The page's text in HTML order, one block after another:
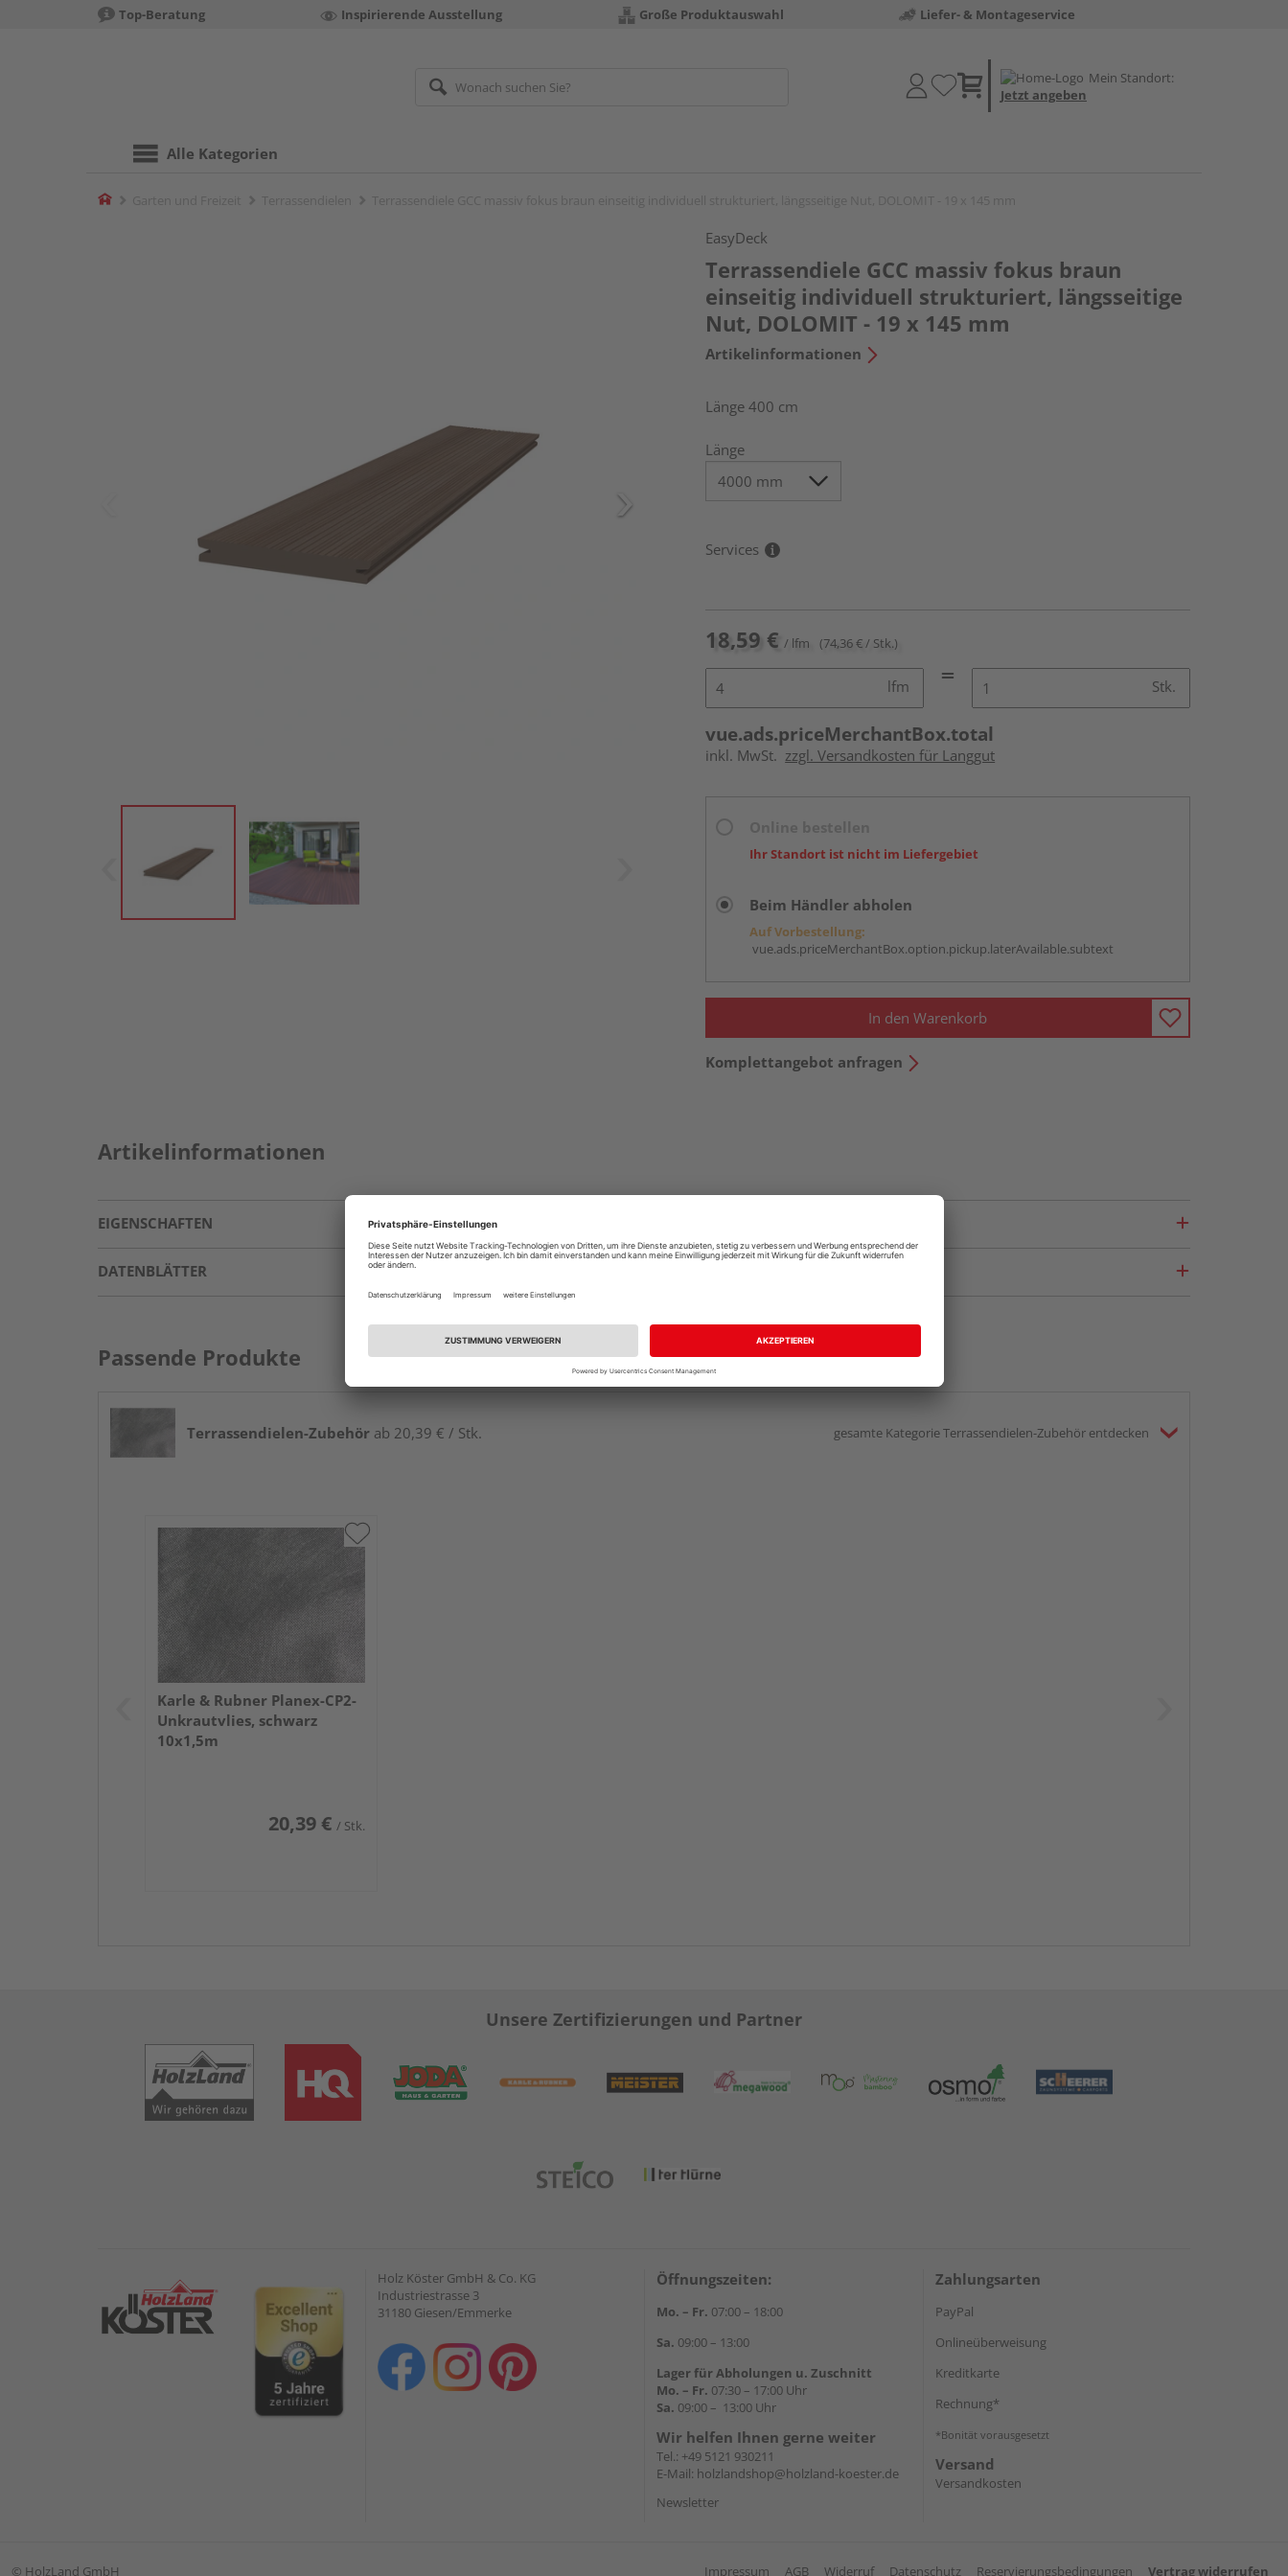
Top-Beratung Inspirierende Ausstellung Große Produktauswahl Liefer- & Montageservice
Mein Standort:
Jetzt angeben
Alle Kategorien
Home
EasyDeck
Terrassendiele GCC massiv fokus braun
einseitig individuell strukturiert, längsseitige
Nut, DOLOMIT - 19 x 145 mm
Artikelinformationen
Länge 400 cm
Länge
Services
18,59 € / lfm (74,36 € / Stk.)
lfm Stk.
vue.ads.priceMerchantBox.total
inkl. MwSt. zzgl. Versandkosten für Langgut
Ihr Standort ist nicht im Liefergebiet
Beim Händler abholen
Auf Vorbestellung:
vue.ads.priceMerchantBox.option.pickup.laterAvailable.subtext
In den Warenkorb
Komplettangebot anfragen
Artikelinformationen
EIGENSCHAFTEN
DATENBLÄTTER
Passende Produkte
Terrassendielen-Zubehör ab 20,39 € / Stk. gesamte Kategorie Terrassendielen-Zubehör entdecken
Karle & Rubner Planex-CP2-
Unkrautvlies, schwarz
10x1,5m
20,39 € / Stk.
Unsere Zertifizierungen und Partner
Holz Köster GmbH & Co. KG
Industriestrasse 3
31180 Giesen/Emmerke
Öffnungszeiten:
Mo. – Fr. 07:00 – 18:00
Sa. 09:00 – 13:00
Lager für Abholungen u. Zuschnitt
Mo. – Fr. 07:30 – 17:00 Uhr
Sa. 09:00 – 13:00 Uhr
Wir helfen Ihnen gerne weiter
Tel.: +49 5121 930211
E-Mail: holzlandshop@holzland-koester.de
Newsletter
Zahlungsarten
PayPal
Onlineüberweisung
Kreditkarte
Rechnung*
*Bonität vorausgesetzt
Versand
Versandkosten
© HolzLand GmbH Impressum AGB Widerruf Datenschutz Reservierungsbedingungen Vertrag widerrufen